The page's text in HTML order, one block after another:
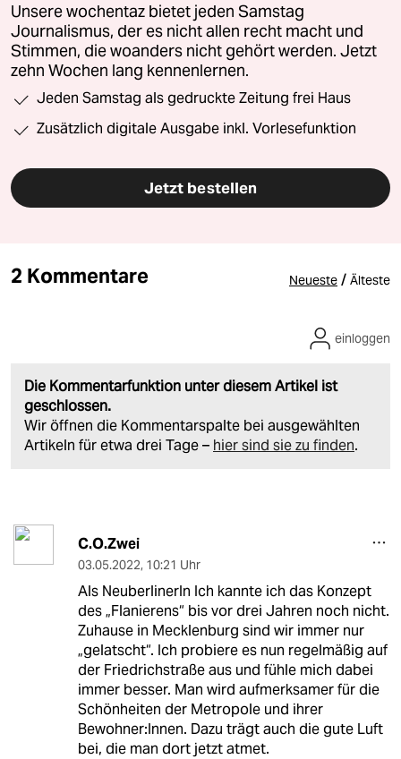
Unsere wochentaz bietet jeden Samstag
Journalismus, der es nicht allen recht macht und
Stimmen, die woanders nicht gehört werden. Jetzt
zehn Wochen lang kennenlernen.
Jeden Samstag als gedruckte Zeitung frei Haus
Zusätzlich digitale Ausgabe inkl. Vorlesefunktion
Jetzt bestellen
2 Kommentare Neueste / Älteste
Die Kommentarfunktion unter diesem Artikel ist
geschlossen.
Wir öffnen die Kommentarspalte bei ausgewählten
Artikeln für etwa drei Tage – hier sind sie zu finden.
einloggen
C.O.Zwei
03.05.2022, 10:21 Uhr
Als NeuberlinerIn Ich kannte ich das Konzept
des „Flanierens“ bis vor drei Jahren noch nicht.
Zuhause in Mecklenburg sind wir immer nur
„gelatscht“. Ich probiere es nun regelmäßig auf
der Friedrichstraße aus und fühle mich dabei
immer besser. Man wird aufmerksamer für die
Schönheiten der Metropole und ihrer
Bewohner:Innen. Dazu trägt auch die gute Luft
bei, die man dort jetzt atmet.